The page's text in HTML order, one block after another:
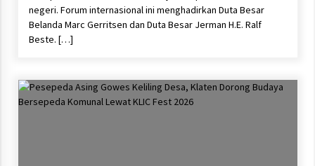
negeri. Forum internasional ini menghadirkan Duta Besar
Belanda Marc Gerritsen dan Duta Besar Jerman H.E. Ralf
Beste. […]